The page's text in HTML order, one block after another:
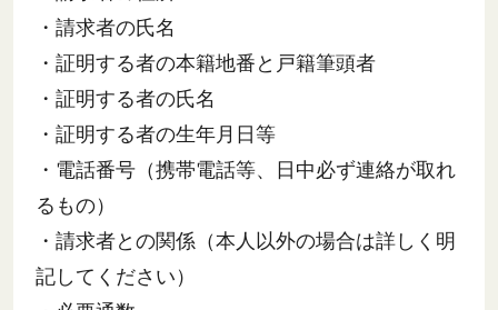
・請求者の氏名
・証明する者の本籍地番と戸籍筆頭者
・証明する者の氏名
・証明する者の生年月日等
・電話番号（携帯電話等、日中必ず連絡が取れ
るもの）
・請求者との関係（本人以外の場合は詳しく明
記してください）